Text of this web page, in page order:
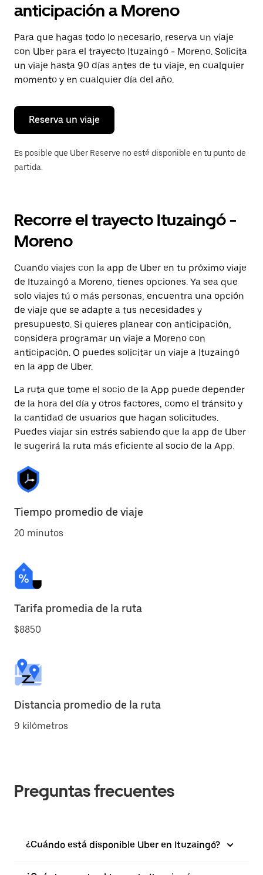
y
selecciona
una
fecha.
Presiona
la
tecla Esc
para
el
calendario.
anticipación a Moreno
Para que hagas todo lo necesario, reserva un viaje
con Uber para el trayecto Ituzaingó - Moreno. Solicita
un viaje hasta 90 días antes de tu viaje, en cualquier
momento y en cualquier día del año.
Reserva un viaje
Es posible que Uber Reserve no esté disponible en tu punto de
partida.
Recorre el trayecto Ituzaingó -
Moreno
Cuando viajes con la app de Uber en tu próximo viaje
de Ituzaingó a Moreno, tienes opciones. Ya sea que
solo viajes tú o más personas, encuentra una opción
de viaje que se adapte a tus necesidades y
presupuesto. Si quieres planear con anticipación,
considera programar un viaje a Moreno con
anticipación. O puedes solicitar un viaje a Ituzaingó
en la app de Uber.
La ruta que tome el socio de la App puede depender
de la hora del día y otros factores, como el tránsito y
la cantidad de usuarios que hagan solicitudes.
Puedes viajar sin estrés sabiendo que la app de Uber
le sugerirá la ruta más eficiente al socio de la App.
Tiempo promedio de viaje
20 minutos
Tarifa promedia de la ruta
$8850
Distancia promedio de la ruta
9 kilómetros
Preguntas frecuentes
¿Cuándo está disponible Uber en Ituzaingó?